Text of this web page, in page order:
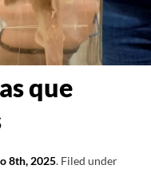
que
8th, 2025. Filed under